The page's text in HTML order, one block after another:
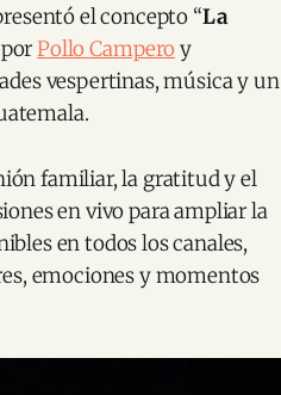
el concepto “La
porPollo Camperoy
vespertinas, música y un
familiar, la gratitud y el
en vivo para ampliar la
en todos los canales,
emociones y momentos